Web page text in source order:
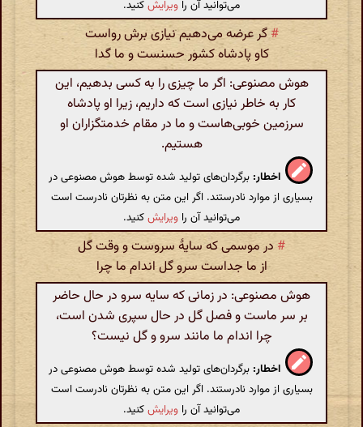
می‌توانید آن را ویرایشکنید.
#گر عرضه می‌دهیم نیازی برش رواست
کاو پادشاه کشور حسنست و ما گدا
هوش مصنوعی: اگر ما چیزی را به کسی بدهیم، این
کار به خاطر نیازی است که داریم، زیرا او پادشاه
سرزمین خوبی‌هاست و ما در مقام خدمتگزاران او
هستیم.
اخطار: برگردان‌های تولید شده توسط هوش مصنوعی در
بسیاری از موارد نادرستند. اگر این متن به نظرتان نادرست است
می‌توانید آن را ویرایشکنید.
# در موسمی که سایهٔ سروست و وقت گل
از ما جداست سرو گل اندام ما چرا
هوش مصنوعی: در زمانی که سایه سرو در حال حاضر
بر سر ماست و فصل گل در حال سپری شدن است،
چرا اندام ما مانند سرو و گل نیست؟
اخطار: برگردان‌های تولید شده توسط هوش مصنوعی در
بسیاری از موارد نادرستند. اگر این متن به نظرتان نادرست است
می‌توانید آن را ویرایشکنید.